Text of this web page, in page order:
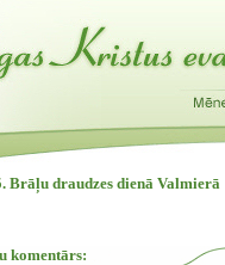
Brāļu draudzes dienā Valmierā
komentārs: